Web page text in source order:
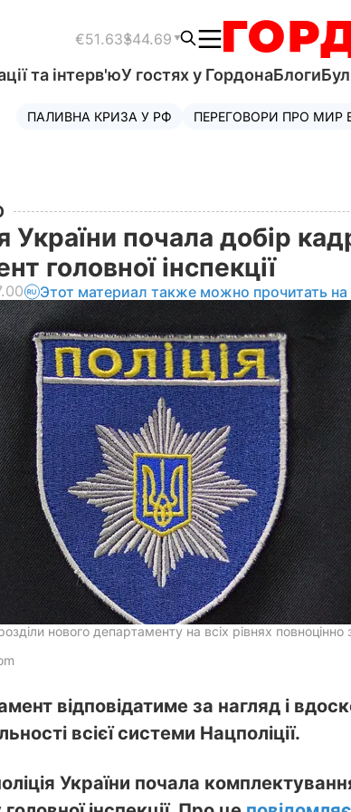
€51.63$44.69
та інтерв'юУ гостях у ГордонаБлоги
ПАЛИВНА КРИЗА У РФ ПЕРЕГОВОРИ ПРО МИР В
України почала добір
головної інспекції
Этот материал также можно прочитать
нового департаменту на всіх рівнях
відповідатиме за нагляд і
всієї системи Нацполіції.
України почала